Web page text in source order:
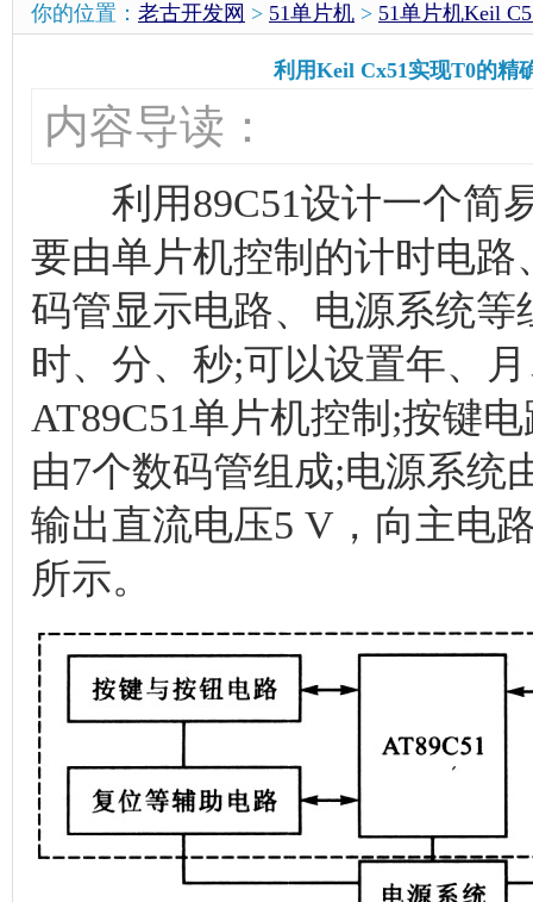
你的位置： 老古开发网 > 51单片机 > 51单片机Keil
利用Keil Cx51实现T0的精
内容导读：
利用89C51设计一个简
要由单片机控制的计时电
码管显示电路、电源系统
时、分、秒;可以设置年、
AT89C51单片机控制;按键
由7个数码管组成;电源系统
输出直流电压5 V，向主电
所示。